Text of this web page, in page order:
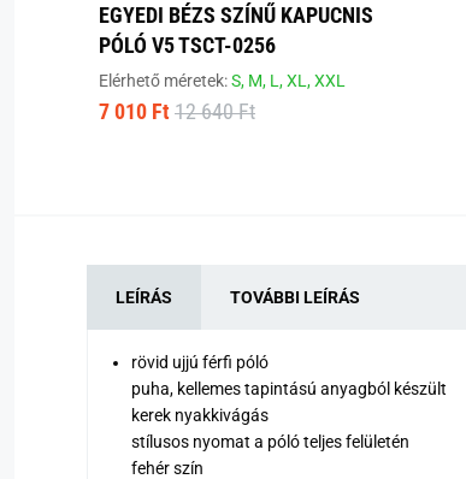
EGYEDI BÉZS SZÍNŰ KAPUCNIS
PÓLÓ V5 TSCT-0256
Elérhető méretek:S, M, L,XL,XXL
7 010 Ft 12 640 Ft
LEÍRÁS TOVÁBBI LEÍRÁS
rövid ujjú férfi póló
puha, kellemes tapintású anyagból készült
kerek nyakkivágás
stílusos nyomat a póló teljes felületén
fehér szín